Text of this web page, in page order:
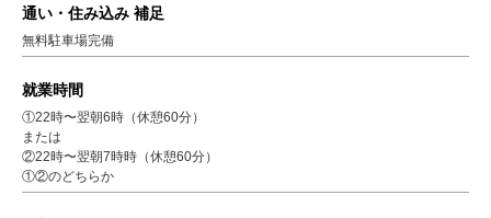
通い・住み込み 補足
無料駐車場完備
就業時間
①22時〜翌朝6時（休憩60分）
または
②22時〜翌朝7時時（休憩60分）
①②のどちらか